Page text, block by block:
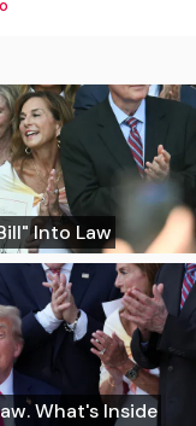
Into Law
What's Inside